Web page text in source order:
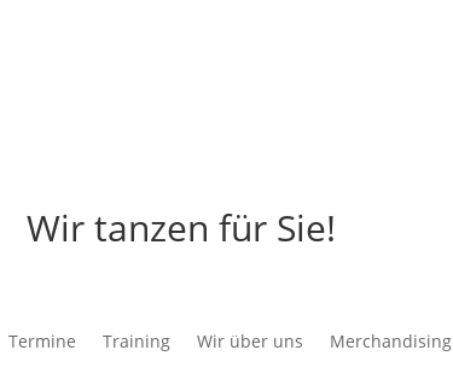
Wir tanzen für Sie!
Termine Training Wir über uns Merchandising